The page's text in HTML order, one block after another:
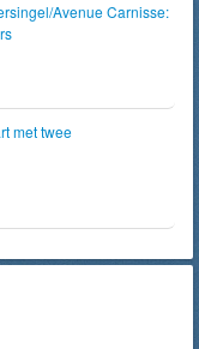
Avenue Carnisse:
met twee